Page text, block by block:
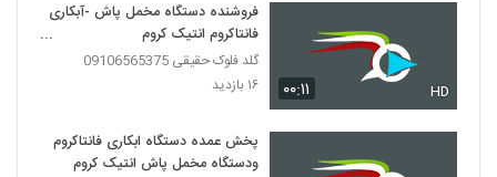
۰۰:۱۱ HD
فروشنده دستگاه مخمل پاش -آبکاری
فانتاکروم انتیک کروم
09029236102
گلد فلوک حقیقی 09106565375
۱۶ بازدید
پخش عمده دستگاه ابکاری فانتاکروم
ودستگاه مخمل پاش انتیک کروم